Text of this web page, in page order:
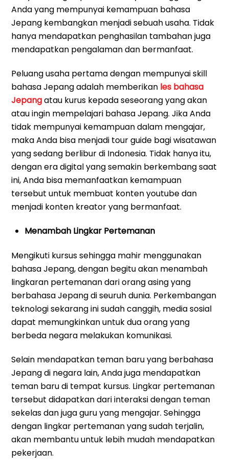
Anda yang mempunyai kemampuan bahasa
Jepang kembangkan menjadi sebuah usaha. Tidak
hanya mendapatkan penghasilan tambahan juga
mendapatkan pengalaman dan bermanfaat.
Peluang usaha pertama dengan mempunyai skill
bahasa Jepang adalah memberikan les bahasa
Jepangatau kurus kepada seseorang yang akan
atau ingin mempelajari bahasa Jepang. Jika Anda
tidak mempunyai kemampuan dalam mengajar,
maka Anda bisa menjadi tour guide bagi wisatawan
yang sedang berlibur di Indonesia. Tidak hanya itu,
dengan era digital yang semakin berkembang saat
ini, Anda bisa memanfaatkan kemampuan
tersebut untuk membuat konten youtube dan
menjadi konten kreator yang bermanfaat.
Menambah Lingkar Pertemanan
Mengikuti kursus sehingga mahir menggunakan
bahasa Jepang, dengan begitu akan menambah
lingkaran pertemanan dari orang asing yang
berbahasa Jepang di seuruh dunia. Perkembangan
teknologi sekarang ini sudah canggih, media sosial
dapat memungkinkan untuk dua orang yang
berbeda negara melakukan komunikasi.
Selain mendapatkan teman baru yang berbahasa
Jepang di negara lain, Anda juga mendapatkan
teman baru di tempat kursus. Lingkar pertemanan
tersebut didapatkan dari interaksi dengan teman
sekelas dan juga guru yang mengajar. Sehingga
dengan lingkar pertemanan yang sudah terjalin,
akan membantu untuk lebih mudah mendapatkan
pekerjaan.